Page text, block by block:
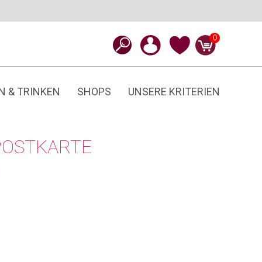
0
& TRINKEN SHOPS UNSERE KRITERIEN